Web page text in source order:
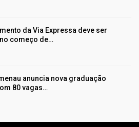
da Via Expressa deve ser
começo de…
anuncia nova graduação
80 vagas…